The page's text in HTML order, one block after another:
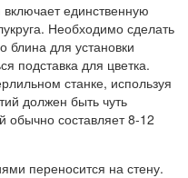
единственную
Необходимо сделать
блина для установки
подставка для цветка.
станке, используя
должен быть чуть
составляет 8-12
переносится на стену.